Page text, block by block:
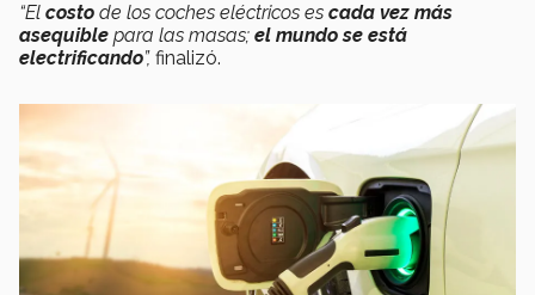
“El costo de los coches eléctricos es cada vez más
asequible para las masas; el mundo se está
electrificando”, finalizó.